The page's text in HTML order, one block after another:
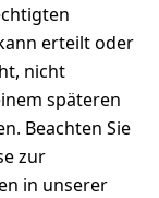
erteilt oder
nicht
späteren
Beachten Sie
zur
in unserer